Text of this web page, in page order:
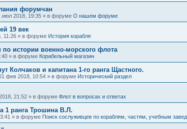
форумчан
июл 2018, 19:35 » в форуме О нашем форуме
19 век
11:26 » в форуме История корабля
по истории военно-морского флота
» в форуме Корабельный магазин
Колчаков и капитана 1-го ранга Щастного.
фев 2018, 10:54 » в форуме Исторический раздел
21:52 » в форуме Флот в вопросах и ответах
1 ранга Трошина В.Л.
» в форуме Поиск сослуживцев по кораблям, частям, учебным